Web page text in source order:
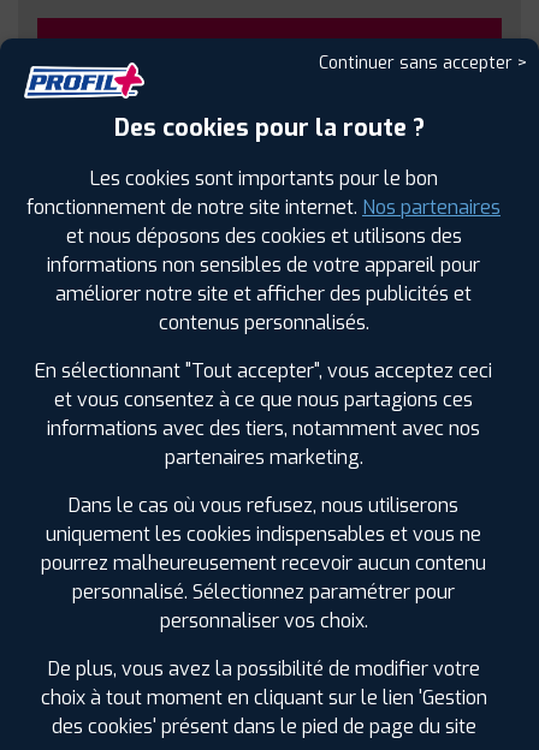
Sous réserve de disponibilité en agence
SPÉCIFICATIONS AVIS CLIENTS ÉTIQUETAGE
Continuer sans accepter >
Des cookies pour la route ?
Les cookies sont importants pour le bon
fonctionnement de notre site internet. Nos partenaires
et nous déposons des cookies et utilisons des
informations non sensibles de votre appareil pour
améliorer notre site et afficher des publicités et
contenus personnalisés.
En sélectionnant "Tout accepter", vous acceptez ceci
et vous consentez à ce que nous partagions ces
informations avec des tiers, notamment avec nos
partenaires marketing.
Dans le cas où vous refusez, nous utiliserons
uniquement les cookies indispensables et vous ne
pourrez malheureusement recevoir aucun contenu
personnalisé. Sélectionnez paramétrer pour
personnaliser vos choix.
De plus, vous avez la possibilité de modifier votre
choix à tout moment en cliquant sur le lien 'Gestion
des cookies' présent dans le pied de page du site